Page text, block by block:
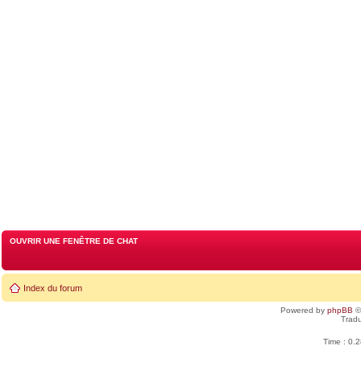
OUVRIR UNE FENÊTRE DE CHAT
Index du forum
Powered by phpBB
Time :